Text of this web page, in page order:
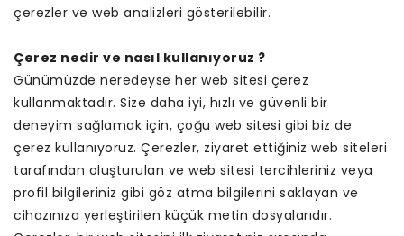
çerezler ve web analizleri gösterilebilir.
Çerez nedir ve nasıl kullanıyoruz ?
Günümüzde neredeyse her web sitesi çerez
kullanmaktadır. Size daha iyi, hızlı ve güvenli bir
deneyim sağlamak için, çoğu web sitesi gibi biz de
çerez kullanıyoruz. Çerezler, ziyaret ettiğiniz web siteleri
tarafından oluşturulan ve web sitesi tercihleriniz veya
profil bilgileriniz gibi göz atma bilgilerini saklayan ve
cihazınıza yerleştirilen küçük metin dosyalarıdır.